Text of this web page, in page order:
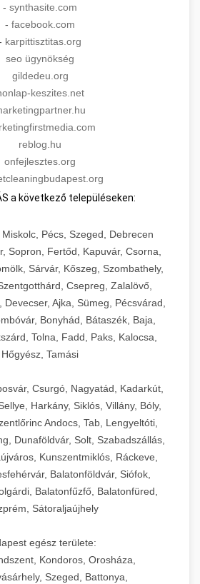
- synthasite.com
- facebook.com
karpittisztitas.org
seo ügynökség
gildedeu.org
keszites.net
reblog.hu
onfejlesztes.org
a következő településeken:
Pécs, Szeged, Debrecen
Sopron, Fertőd, Kapuvár, Csorna,
Sárvár, Kőszeg, Szombathely,
Csepreg, Zalalövő,
Devecser, Ajka, Sümeg, Pécsvárad,
Bonyhád, Bátaszék, Baja,
Tolna, Fadd, Paks, Kalocsa,
Hőgyész, Tamási
Csurgó, Nagyatád, Kadarkút,
Harkány, Siklós, Villány, Bóly,
Andocs, Tab, Lengyeltóti,
Dunaföldvár, Solt, Szabadszállás,
Kunszentmiklós, Ráckeve,
Balatonföldvár, Siófok,
Balatonfűzfő, Balatonfüred,
Sátoraljaújhely
egész területe:
Kondoros, Orosháza,
Szeged, Battonya,